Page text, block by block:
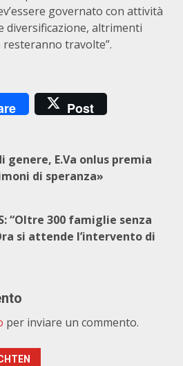
governato con attività
diversificazione, altrimenti
travolte”.
Post
genere, E.Va onlus premia
di speranza»
“Oltre 300 famiglie senza
si attende l’intervento di
per inviare un commento.